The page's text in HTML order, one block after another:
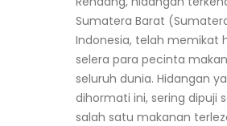
Sumatera Barat
Indonesia, telah memikat
selera para pecinta
seluruh dunia. Hidangan
dihormati ini, sering dipuji
salah satu makanan